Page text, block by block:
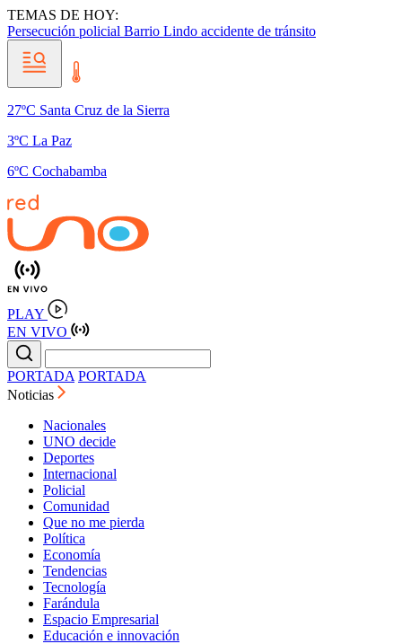
TEMAS DE HOY:
Persecución policial Barrio Lindo accidente de tránsito
27ºC Santa Cruz de la Sierra
3ºC La Paz
6ºC Cochabamba
PLAY
EN VIVO
PORTADA PORTADA
Noticias
Nacionales
UNO decide
Deportes
Internacional
Policial
Comunidad
Que no me pierda
Política
Economía
Tendencias
Tecnología
Farándula
Espacio Empresarial
Educación e innovación